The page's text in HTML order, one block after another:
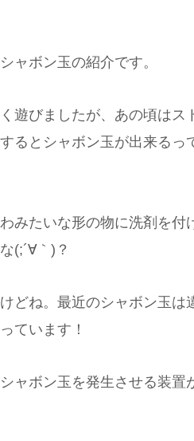
ャボン玉の紹介です。
遊びましたが、あの頃はス
るとシャボン玉が出来るっ
みたいな形の物に洗剤を付
(;´∀｀)？
どね。最近のシャボン玉は
ています！
ャボン玉を発生させる装置